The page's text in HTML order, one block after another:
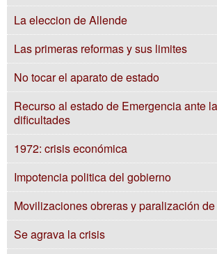
La eleccion de Allende
Las primeras reformas y sus limites
No tocar el aparato de estado
Recurso al estado de Emergencia ante
dificultades
1972: crisis económica
Impotencia politica del gobierno
Movilizaciones obreras y paralización
Se agrava la crisis